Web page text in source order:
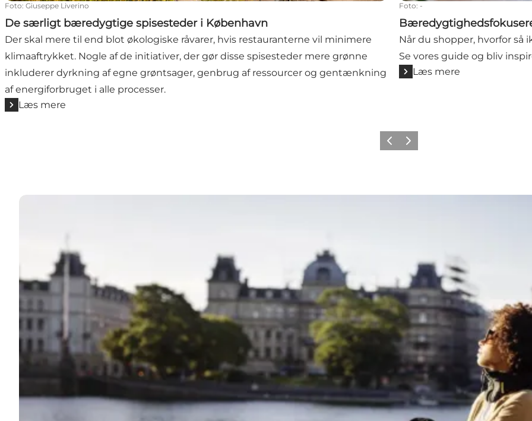
Foto: Giuseppe Liverino
De særligt bæredygtige spisesteder i København
Der skal mere til end blot økologiske råvarer, hvis restauranterne vil minimere
klimaaftrykket. Nogle af de initiativer, der gør disse spisesteder mere grønne
inkluderer dyrkning af egne grøntsager, genbrug af ressourcer og gentænkning
af energiforbruget i alle processer.
Læs mere
Foto: -
Når du shopper, hvorfor
Se vores guide og bliv
Læs mere
ForrigeNæste